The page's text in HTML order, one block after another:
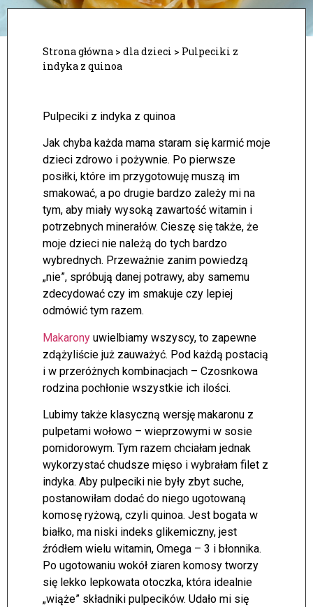
Strona główna > dla dzieci > Pulpeciki z
indyka z quinoa
Pulpeciki z indyka z quinoa
Jak chyba każda mama staram się karmić moje
dzieci zdrowo i pożywnie. Po pierwsze
posiłki, które im przygotowuję muszą im
smakować, a po drugie bardzo zależy mi na
tym, aby miały wysoką zawartość witamin i
potrzebnych minerałów. Cieszę się także, że
moje dzieci nie należą do tych bardzo
wybrednych. Przeważnie zanim powiedzą
„nie”, spróbują danej potrawy, aby samemu
zdecydować czy im smakuje czy lepiej
odmówić tym razem.
Makarony uwielbiamy wszyscy, to zapewne
zdążyliście już zauważyć. Pod każdą postacią
i w przeróżnych kombinacjach – Czosnkowa
rodzina pochłonie wszystkie ich ilości.
Lubimy także klasyczną wersję makaronu z
pulpetami wołowo – wieprzowymi w sosie
pomidorowym. Tym razem chciałam jednak
wykorzystać chudsze mięso i wybrałam filet z
indyka. Aby pulpeciki nie były zbyt suche,
postanowiłam dodać do niego ugotowaną
komosę ryżową, czyli quinoa. Jest bogata w
białko, ma niski indeks glikemiczny, jest
źródłem wielu witamin, Omega – 3 i błonnika.
Po ugotowaniu wokół ziaren komosy tworzy
się lekko lepkowata otoczka, która idealnie
„wiąże” składniki pulpecików. Udało mi się